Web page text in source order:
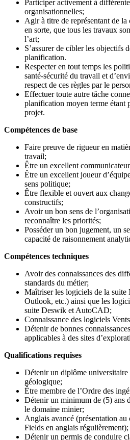
Participer activement à
organisationnelles;
Agir à titre de représentant de
en sorte, que tous les travaux
l’art;
S’assurer de cibler les objectifs
planification.
Respecter en tout temps les
santé-sécurité du travail et
respect de ces règles par le
Effectuer toute autre tâche
planification moyen terme étant
projet.
Compétences de base
Faire preuve de rigueur en
travail;
Être un excellent
Être un excellent joueur
sens politique;
Être flexible et ouvert aux
constructifs;
Avoir un bon sens de
reconnaître les priorités;
Posséder un bon jugement, un
capacité de raisonnement
Compétences techniques
Avoir des connaissances des
standards du métier;
Maîtriser les logiciels de la
Outlook, etc.) ainsi que les
suite Deswik et AutoCAD;
Connaissance des logiciels
Détenir de bonnes
applicables à des sites
Qualifications requises
Détenir un diplôme
géologique;
Être membre de l’Ordre des
Détenir un minimum de (5) ans
le domaine minier;
Anglais avancé (présentation
Fields en anglais régulièrement);
Détenir un permis de conduire